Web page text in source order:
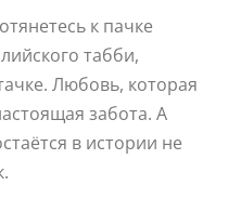
к пачке
табби,
Любовь, которая
забота. А
в истории не